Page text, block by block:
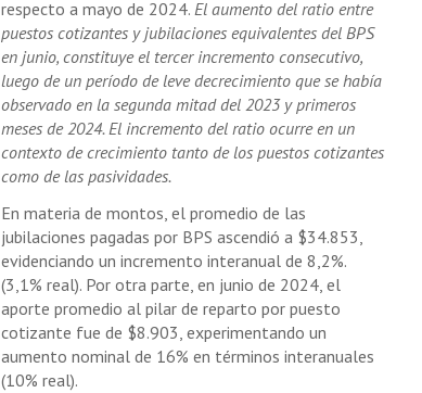
respecto a mayo de 2024.El aumento del ratio entre
puestos cotizantes y jubilaciones equivalentes del BPS
en junio, constituye el tercer incremento consecutivo,
luego de un período de leve decrecimiento que se había
observado en la segunda mitad del 2023 y primeros
meses de 2024. El incremento del ratio ocurre en un
contexto de crecimiento tanto de los puestos cotizantes
como de las pasividades.
En materia de montos, el promedio de las
jubilaciones pagadas por BPS ascendió a $34.853,
evidenciando un incremento interanual de 8,2%.
(3,1% real). Por otra parte, en junio de 2024, el
aporte promedio al pilar de reparto por puesto
cotizante fue de $8.903, experimentando un
aumento nominal de 16% en términos interanuales
(10% real).